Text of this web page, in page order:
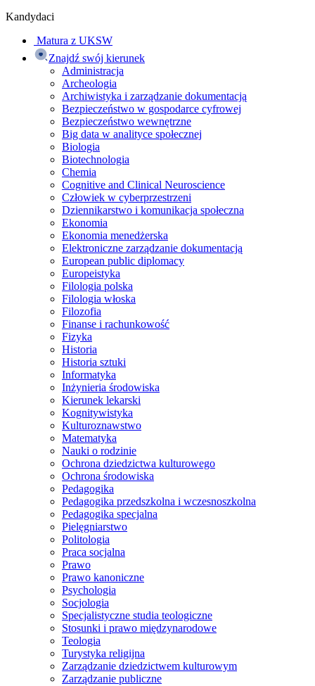
Kandydaci
Matura z UKSW
Znajdź swój kierunek
Administracja
Archeologia
Archiwistyka i zarządzanie dokumentacją
Bezpieczeństwo w gospodarce cyfrowej
Bezpieczeństwo wewnętrzne
Big data w analityce społecznej
Biologia
Biotechnologia
Chemia
Cognitive and Clinical Neuroscience
Człowiek w cyberprzestrzeni
Dziennikarstwo i komunikacja społeczna
Ekonomia
Ekonomia menedżerska
Elektroniczne zarządzanie dokumentacją
European public diplomacy
Europeistyka
Filologia polska
Filologia włoska
Filozofia
Finanse i rachunkowość
Fizyka
Historia
Historia sztuki
Informatyka
Inżynieria środowiska
Kierunek lekarski
Kognitywistyka
Kulturoznawstwo
Matematyka
Nauki o rodzinie
Ochrona dziedzictwa kulturowego
Ochrona środowiska
Pedagogika
Pedagogika przedszkolna i wczesnoszkolna
Pedagogika specjalna
Pielęgniarstwo
Politologia
Praca socjalna
Prawo
Prawo kanoniczne
Psychologia
Socjologia
Specjalistyczne studia teologiczne
Stosunki i prawo międzynarodowe
Teologia
Turystyka religijna
Zarządzanie dziedzictwem kulturowym
Zarządzanie publiczne